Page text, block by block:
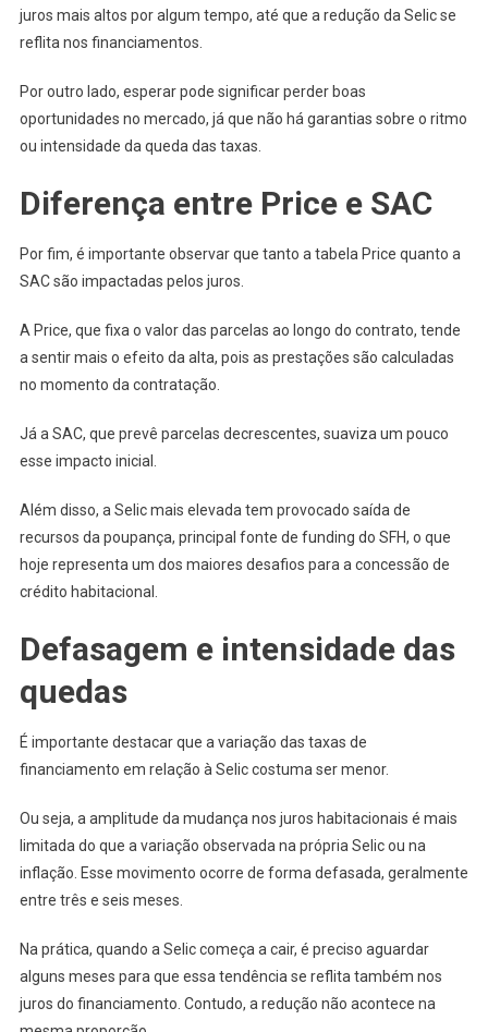
juros mais altos por algum tempo, até que a redução da Selic se
reflita nos financiamentos.
Por outro lado, esperar pode significar perder boas
oportunidades no mercado, já que não há garantias sobre o ritmo
ou intensidade da queda das taxas.
Diferença entre Price e SAC
Por fim, é importante observar que tanto a tabela Price quanto a
SAC são impactadas pelos juros.
A Price, que fixa o valor das parcelas ao longo do contrato, tende
a sentir mais o efeito da alta, pois as prestações são calculadas
no momento da contratação.
Já a SAC, que prevê parcelas decrescentes, suaviza um pouco
esse impacto inicial.
Além disso, a Selic mais elevada tem provocado saída de
recursos da poupança, principal fonte de funding do SFH, o que
hoje representa um dos maiores desafios para a concessão de
crédito habitacional.
Defasagem e intensidade das
quedas
É importante destacar que a variação das taxas de
financiamento em relação à Selic costuma ser menor.
Ou seja, a amplitude da mudança nos juros habitacionais é mais
limitada do que a variação observada na própria Selic ou na
inflação. Esse movimento ocorre de forma defasada, geralmente
entre três e seis meses.
Na prática, quando a Selic começa a cair, é preciso aguardar
alguns meses para que essa tendência se reflita também nos
juros do financiamento. Contudo, a redução não acontece na